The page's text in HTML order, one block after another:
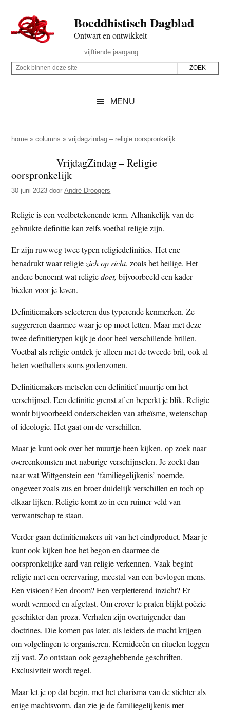
naar
de
inhoud
secondary
naar
de
sidebar
naar
de
Boeddhistisch Dagblad
Ontwart en ontwikkelt
Rechts
vijftiende jaargang
Z
p
z
e
s
i
e
Z
i
e
n
e
z
s
i
t
e
MENU
home »columns »vrijdagzindag – religie oorspronkelijk
VrijdagZindag – Religie
oorspronkelijk
30 juni 2023 doorAndré Droogers
Religie is een veelbetekenende term. Afhankelijk van de
gebruikte definitie kan zelfs voetbal religie zijn.
Er zijn ruwweg twee typen religiedefinities. Het ene
benadrukt waar religie zich op richt, zoals het heilige. Het
andere benoemt wat religiedoet,bijvoorbeeld een kader
bieden voor je leven.
Definitiemakers selecteren dus typerende kenmerken. Ze
suggereren daarmee waar je op moet letten. Maar met deze
twee definitietypen kijk je door heel verschillende brillen.
Voetbal als religie ontdek je alleen met de tweede bril, ook al
heten voetballers soms godenzonen.
Definitiemakers metselen een definitief muurtje om het
verschijnsel. Een definitie grenst af en beperkt je blik. Religie
wordt bijvoorbeeld onderscheiden van atheïsme, wetenschap
of ideologie. Het gaat om de verschillen.
Maar je kunt ook over het muurtje heen kijken, op zoek naar
overeenkomsten met naburige verschijnselen. Je zoekt dan
naar wat Wittgenstein een ‘familiegelijkenis’ noemde,
ongeveer zoals zus en broer duidelijk verschillen en toch op
elkaar lijken. Religie komt zo in een ruimer veld van
verwantschap te staan.
Verder gaan definitiemakers uit van het eindproduct. Maar je
kunt ook kijken hoe het begon en daarmee de
oorspronkelijke aard van religie verkennen. Vaak begint
religie met een oerervaring, meestal van een bevlogen mens.
Een visioen? Een droom? Een verpletterend inzicht? Er
wordt vermoed en afgetast. Om erover te praten blijkt poëzie
geschikter dan proza. Verhalen zijn overtuigender dan
doctrines. Die komen pas later, als leiders de macht krijgen
om volgelingen te organiseren. Kernideeën en rituelen leggen
zij vast. Zo ontstaan ook gezaghebbende geschriften.
Exclusiviteit wordt regel.
Maar let je op dat begin, met het charisma van de stichter als
enige machtsvorm, dan zie je de familiegelijkenis met